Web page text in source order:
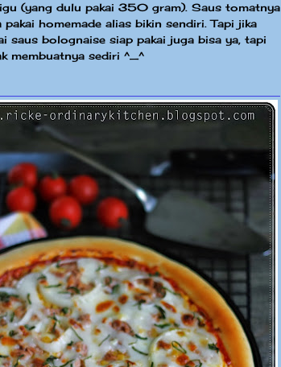
(yang dulu pakai 350 gram). Saus tomatnya
pakai homemade alias bikin sendiri. Tapi jika
saus bolognaise siap pakai juga bisa ya, tapi
membuatnya sediri ^_^